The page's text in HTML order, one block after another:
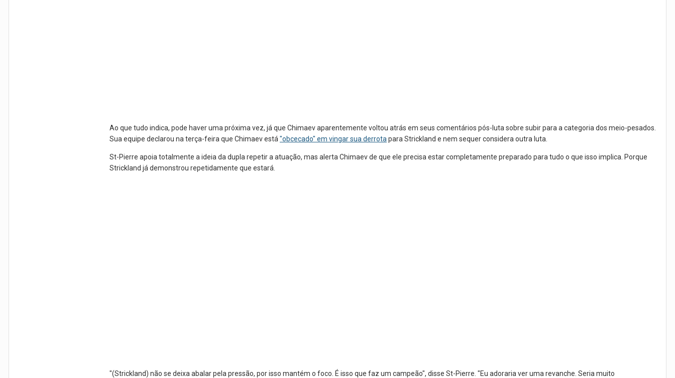
Ao que tudo indica, pode haver uma próxima vez, já que Chimaev aparentemente voltou atrás em seus comentários pós-luta sobre subir para a categoria dos meio-pesados.
Sua equipe declarou na terça-feira que Chimaev está "obcecado" em vingar sua derrota para Strickland e nem sequer considera outra luta.
St-Pierre apoia totalmente a ideia da dupla repetir a atuação, mas alerta Chimaev de que ele precisa estar completamente preparado para tudo o que isso implica. Porque
Strickland já demonstrou repetidamente que estará.
"(Strickland) não se deixa abalar pela pressão, por isso mantém o foco. É isso que faz um campeão", disse St-Pierre. "Eu adoraria ver uma revanche. Seria muito